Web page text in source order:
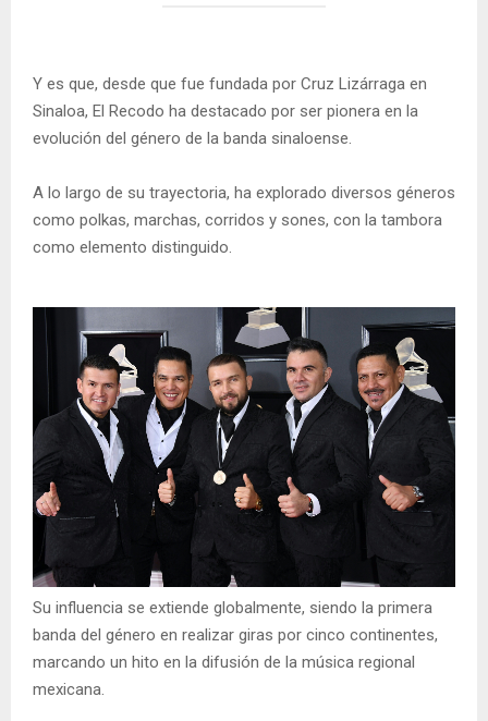
Y es que, desde que fue fundada por Cruz Lizárraga en
Sinaloa, El Recodo ha destacado por ser pionera en la
evolución del género de la banda sinaloense.
A lo largo de su trayectoria, ha explorado diversos géneros
como polkas, marchas, corridos y sones, con la tambora
como elemento distinguido.
Su influencia se extiende globalmente, siendo la primera
banda del género en realizar giras por cinco continentes,
marcando un hito en la difusión de la música regional
mexicana.